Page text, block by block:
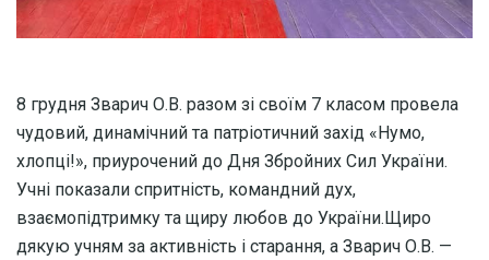
8 грудня Зварич О.В. разом зі своїм 7 класом провела
чудовий, динамічний та патріотичний захід «Нумо,
хлопці!», приурочений до Дня Збройних Сил України.
Учні показали спритність, командний дух,
взаємопідтримку та щиру любов до України.Щиро
дякую учням за активність і старання, а Зварич О.В. —